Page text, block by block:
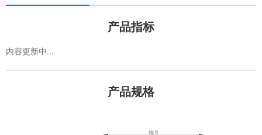
产品指标
内容更新中...
产品规格